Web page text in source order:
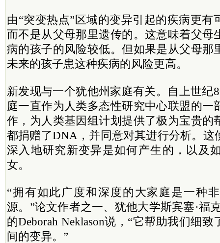
由“突变热点”区域的变异引起的疾病更有
而不是从父母那里遗传的。这意味着父母
病的孩子的风险较低。但如果是从父母那
未来的孩子患这种疾病的风险更高。
新发现与一个犹他州家庭有关。自上世纪
庭一直作为人类多态性研究中心联盟的一
作，为人类基因组计划提供了极为宝贵的
都捐赠了DNA，并同意对其进行分析。这
深入地研究新变异是如何产生的，以及
女。
“拥有如此广度和深度的大家庭是一种
源。”论文作者之一、犹他大学斯宾塞·福
的Deborah Neklason说，“它帮助我们细
间的变异。”